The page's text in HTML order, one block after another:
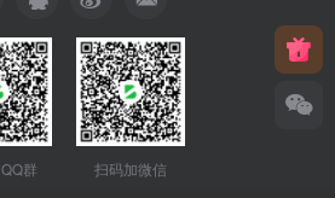
群 扫码加微信